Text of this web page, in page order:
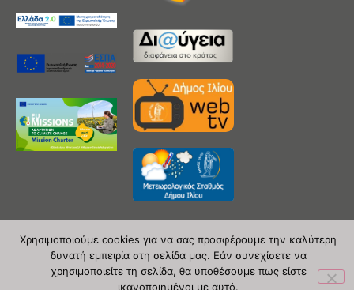
Copyright 2020 © Δήμος Ιλίου
Χρησιμοποιούμε cookies για να σας προσφέρουμε την καλύτερη
δυνατή εμπειρία στη σελίδα μας. Εάν συνεχίσετε να
χρησιμοποιείτε τη σελίδα, θα υποθέσουμε πως είστε
ικανοποιημένοι με αυτό.